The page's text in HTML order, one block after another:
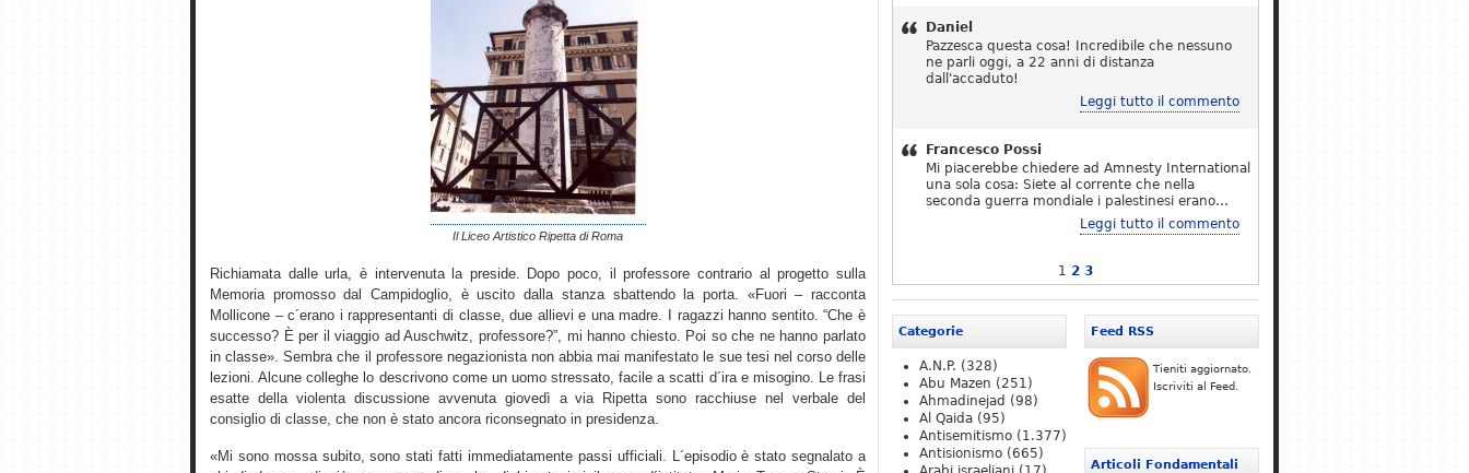
Il Liceo Artistico Ripetta di Roma
Richiamata dalle urla, è intervenuta la preside. Dopo poco, il professore contrario al progetto sulla
Memoria promosso dal Campidoglio, è uscito dalla stanza sbattendo la porta. «Fuori – racconta
Mollicone – c´erano i rappresentanti di classe, due allievi e una madre. I ragazzi hanno sentito. “Che è
successo? È per il viaggio ad Auschwitz, professore?”, mi hanno chiesto. Poi so che ne hanno parlato
in classe». Sembra che il professore negazionista non abbia mai manifestato le sue tesi nel corso delle
lezioni. Alcune colleghe lo descrivono come un uomo stressato, facile a scatti d´ira e misogino. Le frasi
esatte della violenta discussione avvenuta giovedì a via Ripetta sono racchiuse nel verbale del
consiglio di classe, che non è stato ancora riconsegnato in presidenza.
«Mi sono mossa subito, sono stati fatti immediatamente passi ufficiali. L´episodio è stato segnalato a
Daniel
Pazzesca questa cosa! Incredibile che nessuno
ne parli oggi, a 22 anni di distanza
dall'accaduto!
Leggi tutto il commento
Francesco Possi
Mi piacerebbe chiedere ad Amnesty International
una sola cosa: Siete al corrente che nella
seconda guerra mondiale i palestinesi erano…
Leggi tutto il commento
1 2 3
Feed RSS
Tieniti aggiornato.
Iscriviti al Feed.
Articoli Fondamentali
Categorie
A.N.P. (328)
Abu Mazen (251)
Ahmadinejad (98)
Al Qaida (95)
Antisemitismo (1.377)
Antisionismo (665)